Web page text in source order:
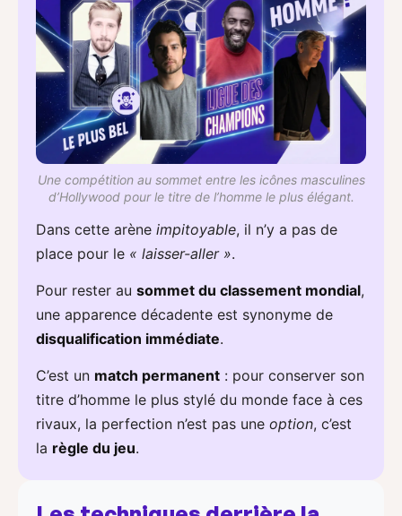
Une compétition au sommet entre les icônes masculines
d’Hollywood pour le titre de l’homme le plus élégant.
Dans cette arène impitoyable, il n’y a pas de
place pour le « laisser-aller ».
Pour rester au sommet du classement mondial,
une apparence décadente est synonyme de
disqualification immédiate.
C’est un match permanent : pour conserver son
titre d’homme le plus stylé du monde face à ces
rivaux, la perfection n’est pas une option, c’est
la règle du jeu.